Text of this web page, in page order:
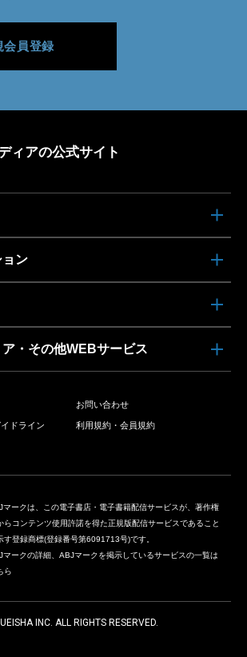
会員登録
ィアの公式サイト
ン
・その他WEBサービス
お問い合わせ
ドライン 利用規約・会員規約
マークは、この電子書店・電子書籍配信サービスが、著作権
らコンテンツ使用許諾を得た正規版配信サービスであること
す登録商標(登録番号第6091713号)です。
マークの詳細、ABJマークを掲示しているサービスの一覧は
ら
INC. ALL RIGHTS RESERVED.